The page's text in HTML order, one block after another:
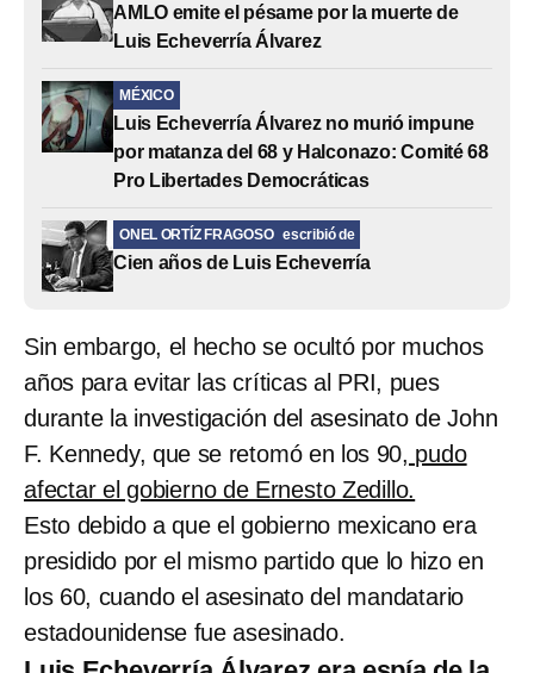
AMLO emite el pésame por la muerte de
Luis Echeverría Álvarez
MÉXICO
Luis Echeverría Álvarez no murió impune
por matanza del 68 y Halconazo: Comité 68
Pro Libertades Democráticas
ONEL ORTÍZ FRAGOSO escribió de
Cien años de Luis Echeverría
Sin embargo, el hecho se ocultó por muchos
años para evitar las críticas al PRI, pues
durante la investigación del asesinato de John
F. Kennedy, que se retomó en los 90, pudo
afectar el gobierno de Ernesto Zedillo.
Esto debido a que el gobierno mexicano era
presidido por el mismo partido que lo hizo en
los 60, cuando el asesinato del mandatario
estadounidense fue asesinado.